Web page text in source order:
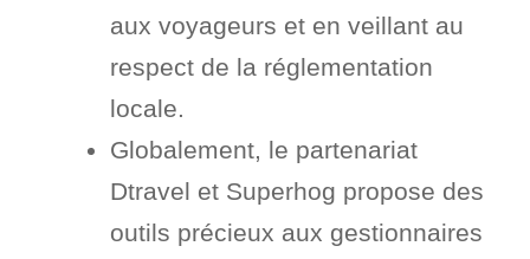
aux voyageurs et en veillant au
respect de la réglementation
locale.
Globalement, le partenariat
Dtravel et Superhog propose des
outils précieux aux gestionnaires